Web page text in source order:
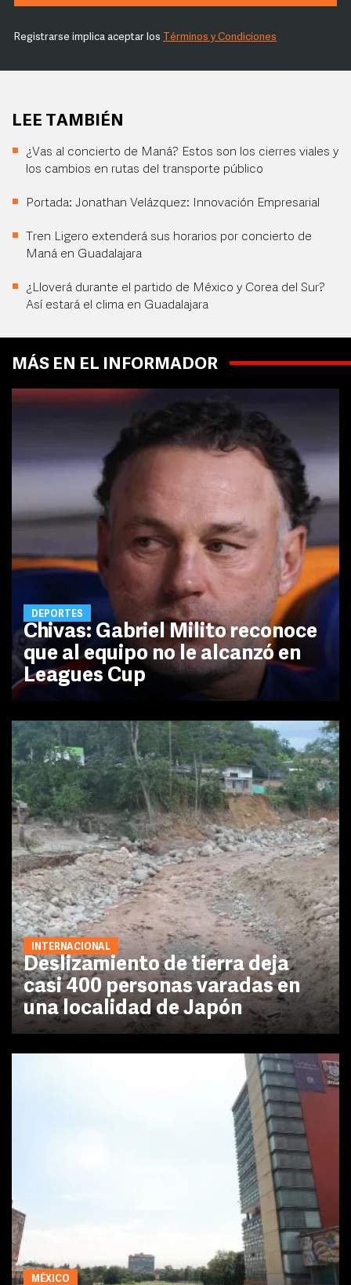
Registrarse implica aceptar los Términos y Condiciones
LEE TAMBIÉN
¿Vas al concierto de Maná? Estos son los cierres viales y
los cambios en rutas del transporte público
Portada: Jonathan Velázquez: Innovación Empresarial
Tren Ligero extenderá sus horarios por concierto de
Maná en Guadalajara
¿Lloverá durante el partido de México y Corea del Sur?
Así estará el clima en Guadalajara
MÁS EN EL INFORMADOR
DEPORTES
Chivas: Gabriel Milito reconoce
que al equipo no le alcanzó en
Leagues Cup
INTERNACIONAL
Deslizamiento de tierra deja
casi 400 personas varadas en
una localidad de Japón
MÉXICO